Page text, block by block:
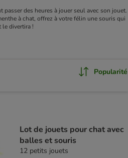
passer des heures à jouer seul avec son jouet.
à chat, offrez à votre félin une souris qui
le divertira !
Popularité
Lot de jouets pour chat avec
balles et souris
12 petits jouets